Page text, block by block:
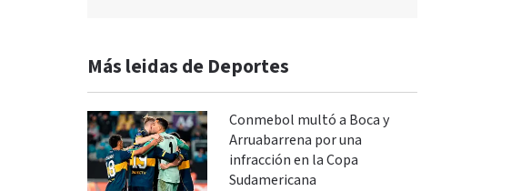
Más leidas de Deportes
Conmebol multó a Boca y
Arruabarrena por una
infracción en la Copa
Sudamericana